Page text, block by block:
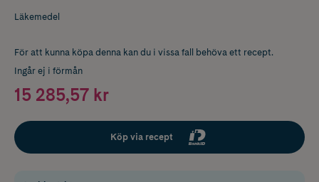
Läkemedel
För att kunna köpa denna kan du i vissa fall behöva ett recept.
Ingår ej i förmån
15 285,57 kr
Köp via recept